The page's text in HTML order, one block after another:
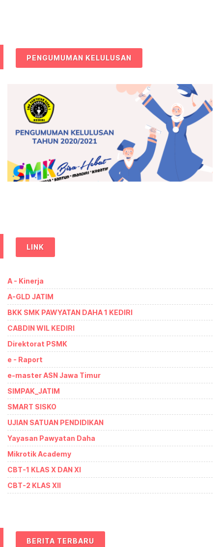
PENGUMUMAN KELULUSAN
LINK
A - Kinerja
A-GLD JATIM
BKK SMK PAWYATAN DAHA 1 KEDIRI
CABDIN WIL KEDIRI
Direktorat PSMK
e - Raport
e-master ASN Jawa Timur
SIMPAK_JATIM
SMART SISKO
UJIAN SATUAN PENDIDIKAN
Yayasan Pawyatan Daha
Mikrotik Academy
CBT-1 KLAS X DAN XI
CBT-2 KLAS XII
BERITA TERBARU